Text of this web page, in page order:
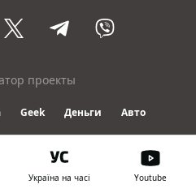
проекты
Geek Деньги Авто
Informator
Україна на часі Youtube